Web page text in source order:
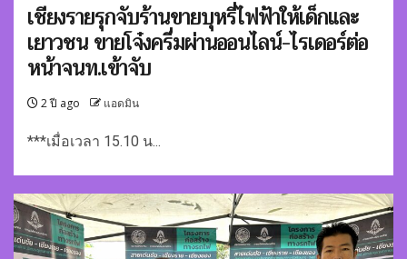
เชียงรายรุกจับร้านขายบุหรี่ไฟฟ้าให้เด็กและ
เยาวชน ขายโจ๋งครึ่มผ่านออนไลน์-ไรเดอร์ต่อ
หน้าจนท.เข้าจับ
2 ปี ago แอดมิน
***เมื่อเวลา 15.10 น...